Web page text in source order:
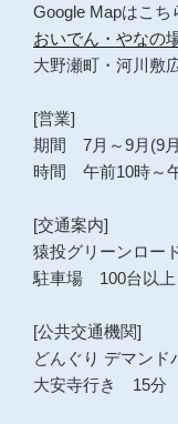
Google Mapはこち
おいでん・やなの
大野瀬町・河川敷
[営業]
期間 7月～9月(9
時間 午前10時～
[交通案内]
猿投グリーンロー
駐車場 100台以上
[公共交通機関]
どんぐり デマンド
大安寺行き 15分